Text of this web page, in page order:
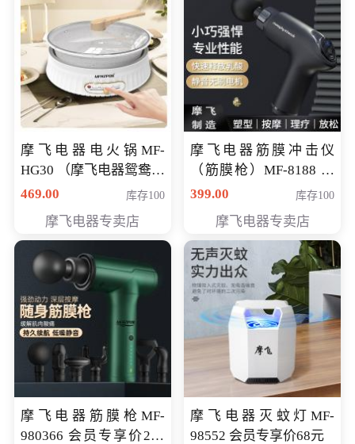
摩飞电器电火锅MF-
HG30 （摩飞电器鸳鸯锅
MF-HG30 ） 会员专享价
469.00 库存100
摩飞电器专卖店
摩飞电器筋膜冲击仪
（筋膜枪）MF-8188 会
员专享价268元
399.00 库存100
摩飞电器专卖店
摩飞电器筋膜枪MF-
980366 会员专享价299
摩飞电器灭蚊灯MF-
98552 会员专享价68元